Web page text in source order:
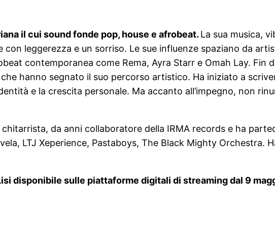
il cui sound fonde pop, house e afrobeat. La sua musica,
leggerezza e un sorriso. Le sue influenze spaziano da
contemporanea come Rema, Ayra Starr e Omah Lay. Fin
hanno segnato il suo percorso artistico. Ha iniziato a
e la crescita personale. Ma accanto all’impegno, non
da anni collaboratore della IRMA records e ha
LTJ Xeperience, Pastaboys, The Black Mighty
disponibile sulle piattaforme digitali di streaming dal 9